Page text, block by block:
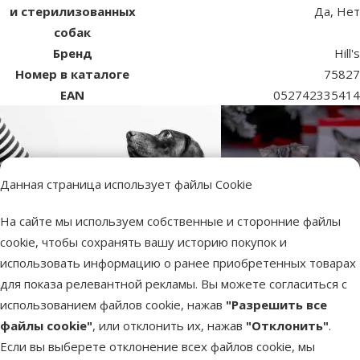
Данная страница использует файлы Cookie
На сайте мы используем собственные и сторонние файлы
cookie, чтобы сохранять вашу историю покупок и
использовать информацию о ранее приобретенных товарах
для показа релевантной рекламы. Вы можете согласиться с
использованием файлов cookie, нажав "Разрешить все
файлы cookie", или отклонить их, нажав "Отклонить".
Если вы выберете отклонение всех файлов cookie, мы
и стерилизованных
собак
Да, Нет
Бренд
Hill's
Номер в каталоге
75827
EAN
052742335414